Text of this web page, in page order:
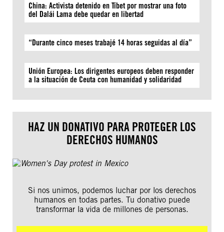
China: Activista detenido en Tíbet por mostrar una foto
del Dalái Lama debe quedar en libertad
“Durante cinco meses trabajé 14 horas seguidas al día”
Unión Europea: Los dirigentes europeos deben responder
a la situación de Ceuta con humanidad y solidaridad
HAZ UN DONATIVO PARA PROTEGER LOS
DERECHOS HUMANOS
Si nos unimos, podemos luchar por los derechos
humanos en todas partes. Tu donativo puede
transformar la vida de millones de personas.